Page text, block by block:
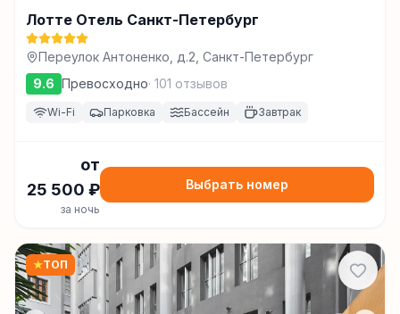
Лотте Отель Санкт-Петербург
Переулок Антоненко, д.2, Санкт-Петербург
9.6 Превосходно· 101 отзывов
Wi-Fi Парковка Бассейн Завтрак
от
25 500 ₽
за ночь
Выбрать номер
★ТОП